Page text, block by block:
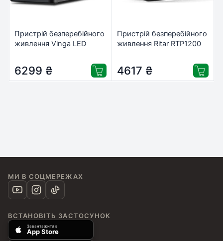
Пристрій безперебійного
живлення Vinga LED
6299 ₴
Пристрій безперебійного
живлення Ritar RTP1200
4617 ₴
МИ В СОЦМЕРЕЖАХ
ВСТАНОВІТЬ ЗАСТОСУНОК
Завантажити в
App Store